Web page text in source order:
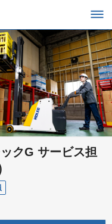
クG サービス担